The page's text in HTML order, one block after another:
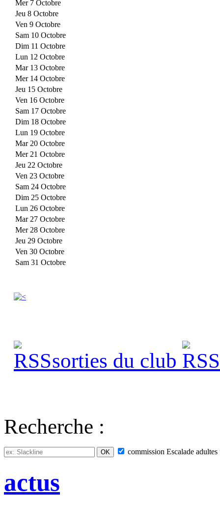
Mer 7 Octobre
Jeu 8 Octobre
Ven 9 Octobre
Sam 10 Octobre
Dim 11 Octobre
Lun 12 Octobre
Mar 13 Octobre
Mer 14 Octobre
Jeu 15 Octobre
Ven 16 Octobre
Sam 17 Octobre
Dim 18 Octobre
Lun 19 Octobre
Mar 20 Octobre
Mer 21 Octobre
Jeu 22 Octobre
Ven 23 Octobre
Sam 24 Octobre
Dim 25 Octobre
Lun 26 Octobre
Mar 27 Octobre
Mer 28 Octobre
Jeu 29 Octobre
Ven 30 Octobre
Sam 31 Octobre
sorties du club
Recherche :
commission Escalade adultes
actus